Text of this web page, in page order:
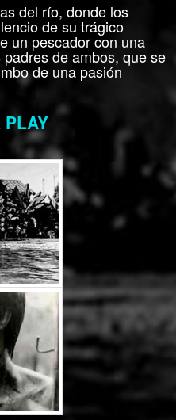
del río, donde los
de su trágico
un pescador con una
de ambos, que se
de una pasión
PLAY